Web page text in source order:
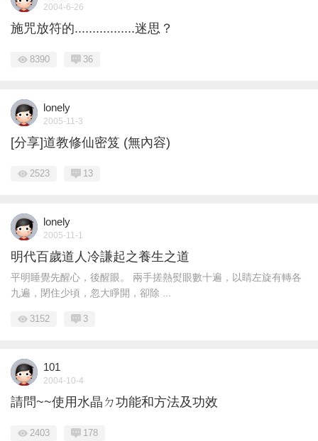
2004-6-26
施咒放符的.................迷思？
8390 36
lonely
2005-11-3
[分享]道教修仙密笈 (無內容)
2523 13
lonely
2005-11-1
明代百歲道人冷謙起之養生之道
平明睡覺先醒心，後醒眼。 兩手搓熱熨眼數十遍，以睛左旋有轉各
九遍，閉住少頃，忽大睜開，卻除 ...
3152 3
101
2004-10-4
請問~~使用水晶ㄉ功能和方法及功效
2403 178